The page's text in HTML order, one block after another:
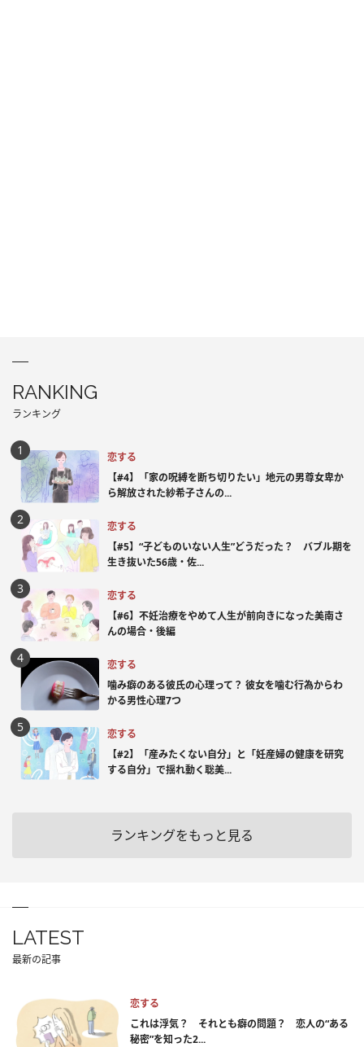
RANKING
ランキング
恋する
【#4】「家の呪縛を断ち切りたい」地元の男尊女卑か
ら解放された紗希子さんの...
恋する
【#5】“子どものいない人生”どうだった？ バブル期を
生き抜いた56歳・佐...
恋する
【#6】不妊治療をやめて人生が前向きになった美南さ
んの場合・後編
恋する
噛み癖のある彼氏の心理って？ 彼女を噛む行為からわ
かる男性心理7つ
恋する
【#2】「産みたくない自分」と「妊産婦の健康を研究
する自分」で揺れ動く聡美...
ランキングをもっと見る
LATEST
最新の記事
恋する
これは浮気？ それとも癖の問題？ 恋人の“ある
秘密”を知った2...